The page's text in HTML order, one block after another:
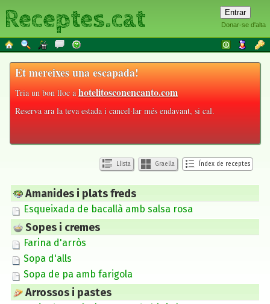
Donar-se d'alta
Receptes.cat
Et mereixes una escapada!
Tria un bon lloc ahotelitosconencanto.com
Reserva ara la teva estada i cancel·lar més endavant, si cal.
Llista Graella Índex de receptes
Amanides i plats freds
Esqueixada de bacallà amb salsa rosa
Sopes i cremes
Farina d'arròs
Sopa d'alls
Sopa de pa amb farigola
Arrossos i pastes